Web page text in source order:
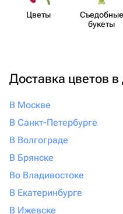
Цветы
Съедобные
букеты
Доставка цветов в
В Москве
В Санкт-Петербурге
В Волгограде
В Брянске
Во Владивостоке
В Екатеринбурге
В Ижевске